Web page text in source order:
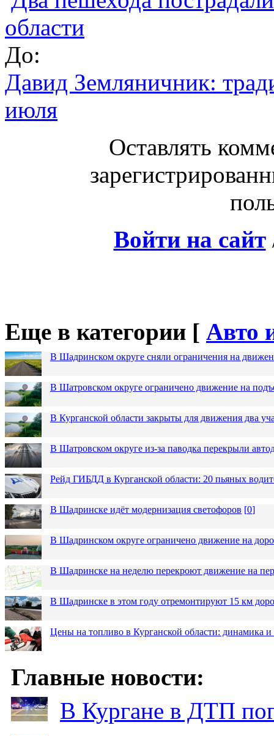
области
До:
Давид Земляничник:
июля
Оставлять
Войти на сайт
Еще в категории [ Авто
В Шадринском округе сняли ограничения на
В Шатровском округе ограничено движение на
В Курганской области закрыты для движения два
В Шатровском округе из-за паводка перекрыли
Рейд ГИБДД в Курганской области: 20 пьяных
В Шадринске идёт модернизация светофоров [0]
В Шадринском округе ограничено движение на
В Шадринске на неделю перекроют движение на
В Шадринске в этом году отремонтируют 15 км
Цены на топливо в Курганской области: динамика и
Главные новости:
В Кургане в ДТП